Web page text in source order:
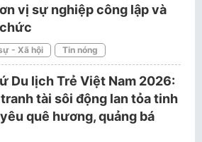
vị sự nghiệp công lập và
- Xã hội Tin nóng
Du lịch Trẻ Việt Nam 2026:
tài sôi động lan tỏa tinh
quê hương, quảng bá